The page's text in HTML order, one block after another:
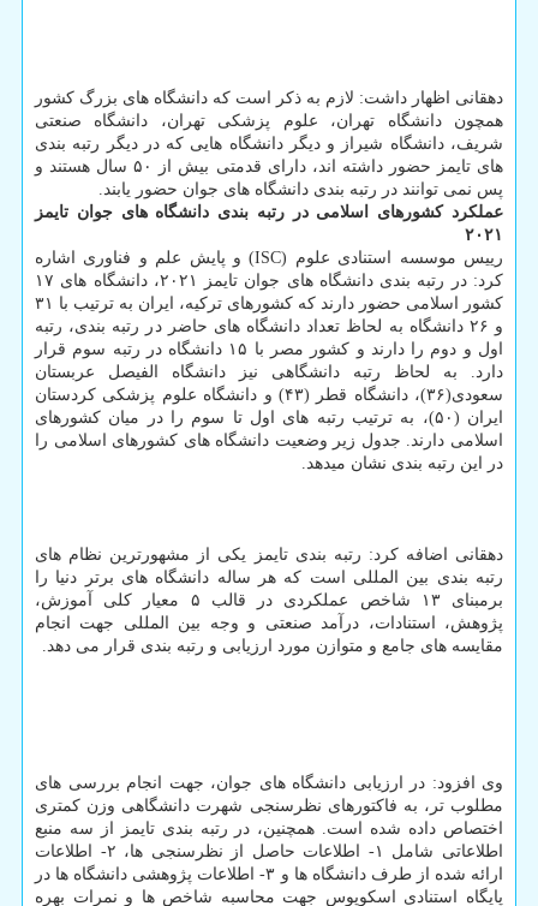
دهقانی اظهار داشت: لازم به ذکر است که دانشگاه های بزرگ کشور
همچون دانشگاه تهران، علوم پزشکی تهران، دانشگاه صنعتی
شریف، دانشگاه شیراز و دیگر دانشگاه هایی که در دیگر رتبه بندی
های تایمز حضور داشته اند، دارای قدمتی بیش از ۵۰ سال هستند و
پس نمی توانند در رتبه بندی دانشگاه های جوان حضور یابند.
عملکرد کشورهای اسلامی در رتبه بندی دانشگاه های جوان تایمز
۲۰۲۱
رییس موسسه استنادی علوم (ISC) و پایش علم و فناوری اشاره
کرد: در رتبه بندی دانشگاه های جوان تایمز ۲۰۲۱، دانشگاه های ۱۷
کشور اسلامی حضور دارند که کشورهای ترکیه، ایران به ترتیب با ۳۱
و ۲۶ دانشگاه به لحاظ تعداد دانشگاه های حاضر در رتبه بندی، رتبه
اول و دوم را دارند و کشور مصر با ۱۵ دانشگاه در رتبه سوم قرار
دارد. به لحاظ رتبه دانشگاهی نیز دانشگاه الفیصل عربستان
سعودی(۳۶)، دانشگاه قطر (۴۳) و دانشگاه علوم پزشکی کردستان
ایران (۵۰)، به ترتیب رتبه های اول تا سوم را در میان کشورهای
اسلامی دارند. جدول زیر وضعیت دانشگاه های کشورهای اسلامی را
در این رتبه بندی نشان میدهد.
دهقانی اضافه کرد: رتبه­ بندی تایمز یکی از مشهورترین نظام های
رتبه بندی بین المللی است که هر ساله دانشگاه های برتر دنیا را
برمبنای ۱۳ شاخص عملکردی در قالب ۵ معیار کلی آموزش،
پژوهش، استنادات، درآمد صنعتی و وجه بین المللی جهت انجام
مقایسه های جامع و متوازن مورد ارزیابی و رتبه بندی قرار می دهد.
وی افزود: در ارزیابی دانشگاه های جوان، جهت انجام بررسی های
مطلوب تر، به فاکتورهای نظرسنجی شهرت دانشگاهی وزن کمتری
اختصاص داده شده است. همچنین، در رتبه بندی تایمز از سه منبع
اطلاعاتی شامل ۱- اطلاعات حاصل از نظرسنجی ها، ۲- اطلاعات
ارائه شده از طرف دانشگاه ها و ۳- اطلاعات پژوهشی دانشگاه ها در
پایگاه استنادی اسکوپوس جهت محاسبه شاخص ها و نمرات بهره